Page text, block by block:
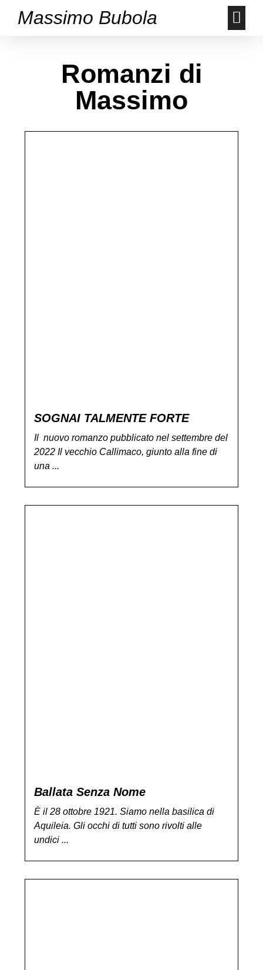
Massimo Bubola
Romanzi di
Massimo
SOGNAI TALMENTE FORTE
Il nuovo romanzo pubblicato nel settembre del
2022 Il vecchio Callimaco, giunto alla fine di
una ...
Ballata Senza Nome
È il 28 ottobre 1921. Siamo nella basilica di
Aquileia. Gli occhi di tutti sono rivolti alle
undici ...